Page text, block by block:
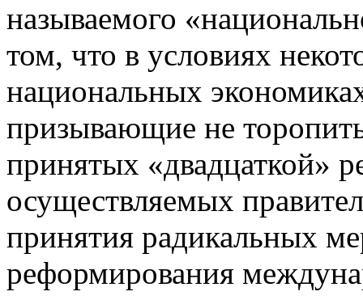
называемого
том, что в условиях
национальных
призывающие не
принятых «двадцаткой»
осуществляемых
принятия радикальных
реформирования